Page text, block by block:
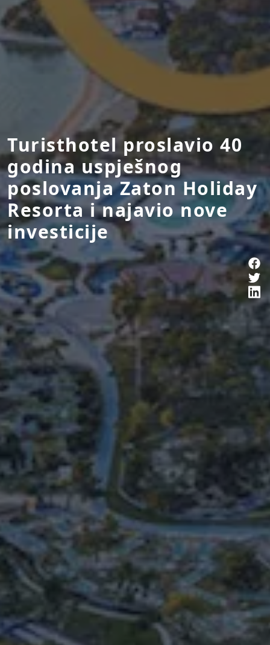
Turisthotel proslavio 40
godina uspješnog
poslovanja Zaton Holiday
Resorta i najavio nove
investicije